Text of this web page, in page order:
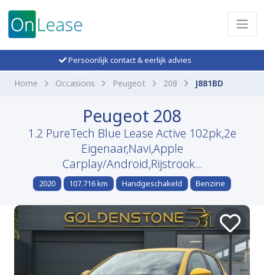
Persoonlijk contact & eerlijk advies
Home Occasions Peugeot 208 J881BD
Peugeot 208
1.2 PureTech Blue Lease Active 102pk,2e
Eigenaar,Navi,Apple
Carplay/Android,Rijstrook...
2020 107.716 km Handgeschakeld Benzine